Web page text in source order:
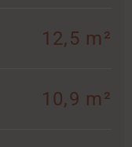
12,5 m²
10,9 m²